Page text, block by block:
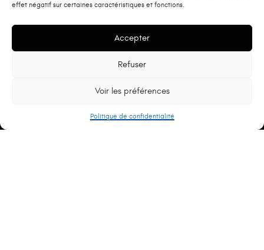
effet négatif sur certaines caractéristiques et fonctions.
Accepter
Refuser
Voir les préférences
Politique de confidentialité
L’empreinte environnementale de ce
Grade X (XX/100) moyenne des pages de mon site